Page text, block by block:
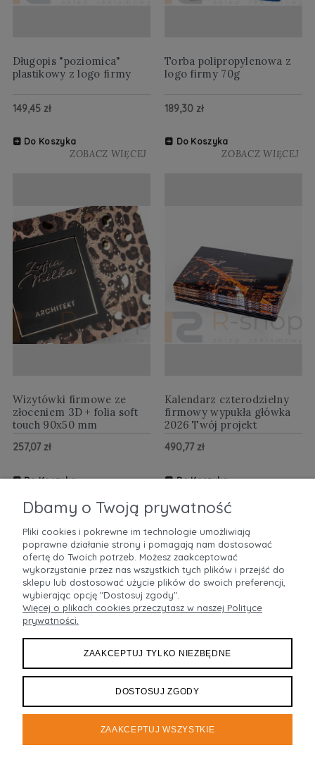
Długopis "poziomica"
plastikowy z logo firmy
149,45 zł
Do Koszyka
ZOBACZ WIĘCEJ
Torba polipropylenowa z
logo firmy 70g
189,30 zł
Do Koszyka
ZOBACZ WIĘCEJ
Wizytówki firmowe ze
złoceniem 3D + folia soft
touch 90x50 mm
257,07 zł
Do Koszyka
Kalendarz czterodzielny
firmowy wypukła główka
2026 Twój projekt
490,77 zł
Do Koszyka
POMOC
MOJE KONTO
INFORMACJE
O NAS
Dbamy o Twoją prywatność
Pliki cookies i pokrewne im technologie umożliwiają
poprawne działanie strony i pomagają nam dostosować
ofertę do Twoich potrzeb. Możesz zaakceptować
wykorzystanie przez nas wszystkich tych plików i przejść do
sklepu lub dostosować użycie plików do swoich preferencji,
wybierając opcję "Dostosuj zgody".
Więcej o plikach cookies przeczytasz w naszej Polityce
prywatności.
ZAAKCEPTUJ TYLKO NIEZBĘDNE
DOSTOSUJ ZGODY
ZAAKCEPTUJ WSZYSTKIE